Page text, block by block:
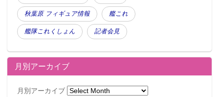
秋葉原 フィギュア情報 艦これ
艦隊これくしょん 記者会見
月別アーカイブ
月別アーカイブ